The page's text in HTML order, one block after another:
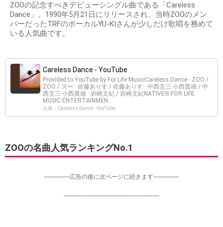
ZOOの記念すべきデビューシングル曲である「Careless
Dance」。1990年5月21日にリリースされ、当時ZOOのメン
バーだったTRFのボーカルYU-KIさんが少しだけ歌唱を務めて
いる人気曲です。
Careless Dance - YouTube
Provided to YouTube by For Life MusicCareless Dance · ZOO /
ZOO / ズー · 佐藤ありす / 佐藤ありす · 中西圭三 小西貴雄 / 中
西圭三 小西貴雄 · 岩崎文紀 / 岩崎文紀NATIVE℗ FOR LIFE
MUSIC ENTERTAINMEN...
出典：Careless Dance - YouTube
ZOOの名曲人気ランキングNo.1
-----------------広告の後に次ページに続きます-----------------
----------------------------------------------------------------